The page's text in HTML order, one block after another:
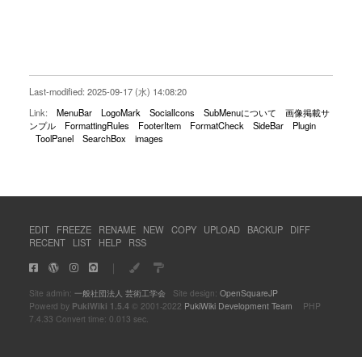
Last-modified: 2025-09-17 (水) 14:08:20
Link:
MenuBar LogoMark SocialIcons SubMenuについて
画像掲載サ
ンプル
FormattingRules FooterItem FormatCheck SideBar
Plugin
ToolPanel
SearchBox images
EDIT FREEZE RENAME NEW COPY UPLOAD BACKUP
DIFF
RECENT
LIST HELP RSS
｜
Site admin: 一般社団法人 芸術工学会Site design: OpenSquareJP
Powerd by PukiWiki 1.5.4 © 2001-2022 PukiWiki Development Team PHP
7.4.33 Convert time: 0.013 sec.